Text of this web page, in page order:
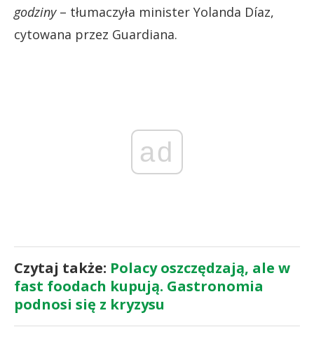
godziny– tłumaczyła minister Yolanda Díaz,
cytowana przez Guardiana.
ad
Czytaj także: Polacy oszczędzają, ale w
fast foodach kupują. Gastronomia
podnosi się z kryzysu